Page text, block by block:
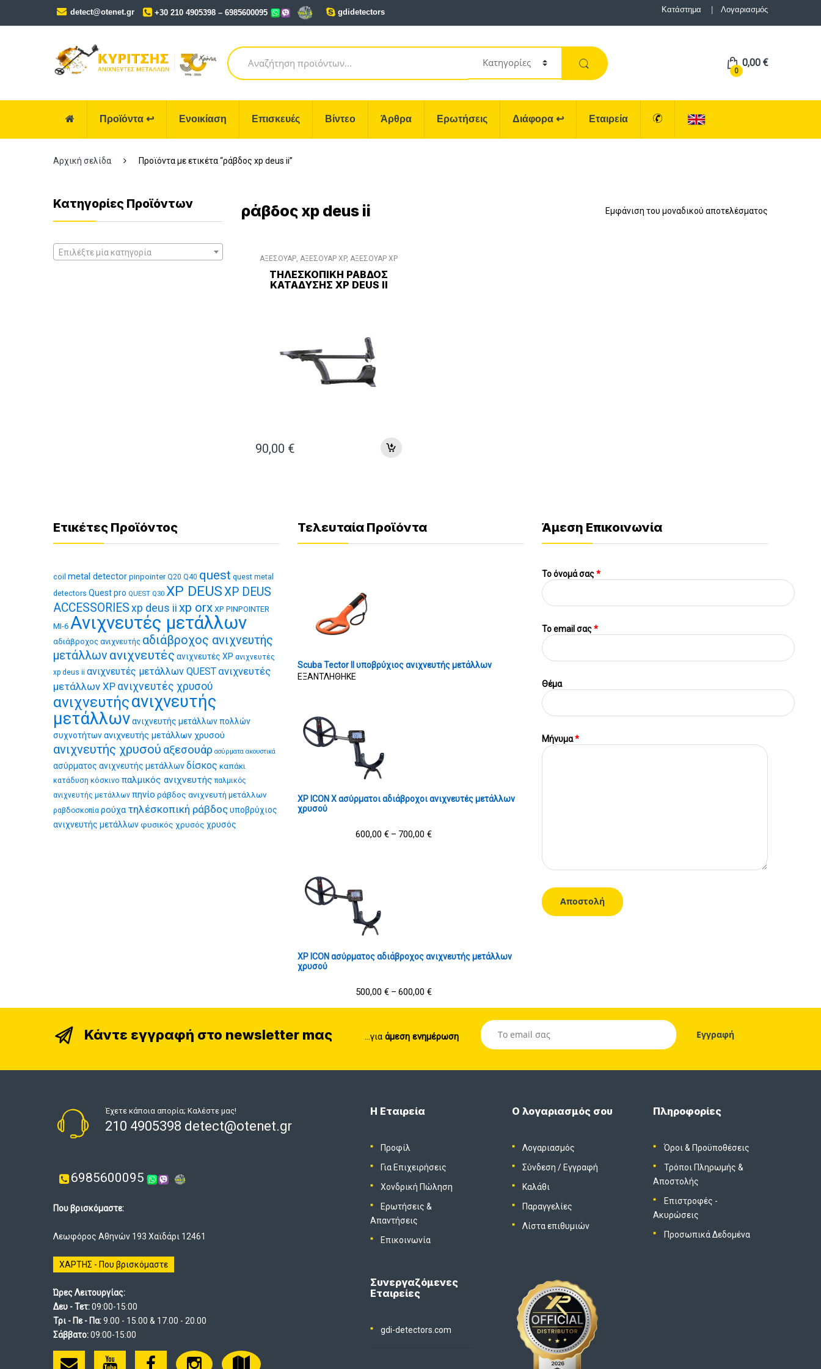
detect@otenet.gr +30 210 4905398 – 6985600095 gdidetectors Κατάστημα Λογαριασμός
Search
for:
0
0,00 €
Προϊόντα ↩ Ενοικίαση Επισκευές Βίντεο Άρθρα Ερωτήσεις Διάφορα ↩ Εταιρεία
Αρχική σελίδα Προϊόντα με ετικέτα “ράβδος xp deus ii”
ράβδος xp deus ii Εμφάνιση του μοναδικού αποτελέσματος
ΑΞΕΣΟΥΑΡ ΑΞΕΣΟΥΑΡ XP, ΑΞΕΣΟΥΑΡ XP
ΤΗΛΕΣΚΟΠΙΚΉ ΡΆΒΔΟΣ
ΚΑΤΆΔΥΣΗΣ XP DEUS II
90,00 €
Κατηγορίες Προϊόντων
Επιλέξτε μία κατηγορία
Ετικέτες Προϊόντος
coil metal detector pinpointer Q20 Q40 quest quest metal
detectors Quest pro QUEST Q30 XP DEUSXP DEUS
ACCESSORIES xp deus ii xp orx XP PINPOINTER
MI-6 Ανιχνευτές μετάλλων
αδιάβροχος ανιχνευτής αδιάβροχος ανιχνευτής
μετάλλων ανιχνευτές ανιχνευτές XP ανιχνευτές
xp deus ii ανιχνευτές μετάλλων QUEST ανιχνευτές
μετάλλων XP ανιχνευτές χρυσού
ανιχνευτήςανιχνευτής
μετάλλωνανιχνευτής μετάλλων πολλών
συχνοτήτωνανιχνευτής μετάλλων χρυσού
ανιχνευτής χρυσού αξεσουάρ ασύρματα ακουστικά
ασύρματος ανιχνευτής μετάλλωνδίσκος καπάκι
κατάδυση κόσκινο παλμικός ανιχνευτής παλμικός
ανιχνευτής μετάλλων πηνίο ράβδος ανιχνευτή μετάλλων
ραβδοσκοπία ρούχα τηλέσκοπική ράβδοςυποβρύχιος
ανιχνευτής μετάλλωνφυσικός χρυσός χρυσός
Τελευταία Προϊόντα
Scuba Tector II υποβρύχιος ανιχνευτής μετάλλων
ΕΞΑΝΤΛΗΘΗΚΕ
XP ICON X ασύρματοι αδιάβροχοι ανιχνευτές μετάλλων
χρυσού
600,00 € – 700,00 €
XP ICON ασύρματος αδιάβροχος ανιχνευτής μετάλλων
χρυσού
500,00 € – 600,00 €
Άμεση Επικοινωνία
Το όνομά σας*
To email σας*
Θέμα
Μήνυμα*
Κάντε εγγραφή στο newsletter mας ...για άμεση ενημέρωση
Η Εταιρεία
Προφίλ
Για Επιχειρήσεις
Χονδρική Πώληση
Ερωτήσεις &
Απαντήσεις
Επικοινωνία
Ο λογαριασμός σου
Λογαριασμός
Σύνδεση / Εγγραφή
Καλάθι
Παραγγελίες
Λίστα επιθυμιών
Πληροφορίες
Όροι & Προϋποθέσεις
Τρόποι Πληρωμής &
Αποστολής
Επιστροφές -
Ακυρώσεις
Προσωπικά Δεδομένα
Συνεργαζόμενες
Εταιρείες
gdi-detectors.com
Έχετε κάποια απορία; Καλέστε μας!
210 4905398 detect@otenet.gr
6985600095
Που βρισκόμαστε:
Λεωφόρος Αθηνών 193 Χαϊδάρι 12461
ΧΑΡΤΗΣ - Που βρισκόμαστε
Ώρες Λειτουργίας:
Δευ - Τετ:09:00-15:00
Τρι - Πε - Πα:9.00 - 15.00 & 17.00 - 20.00
Σάββατο:09:00-15:00